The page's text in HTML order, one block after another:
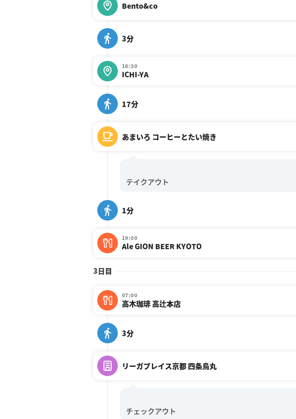
Bento&co
3分
16:30
ICHI-YA
17分
あまいろ コーヒーとたい焼き
1分
19:00
Ale GION BEER KYOTO
3日目
07:00
高木珈琲 高辻本店
3分
リーガプレイス京都 四条烏丸